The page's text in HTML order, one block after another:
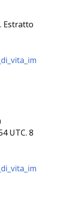
. Estratto
UTC. 8